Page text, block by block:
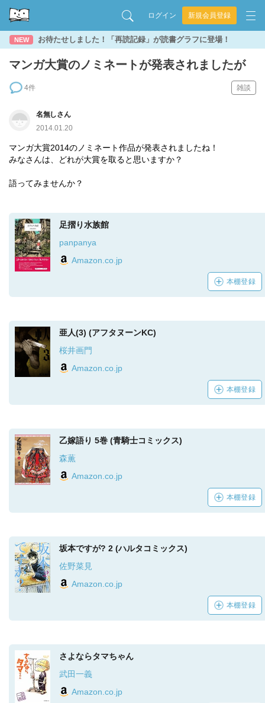
ログイン 新規会員登録
NEW お待たせしました！「再読記録」が読書グラフに登場！
マンガ大賞のノミネートが発表されましたが
4件 雑談
名無しさん
2014.01.20
マンガ大賞2014のノミネート作品が発表されましたね！
みなさんは、どれが大賞を取ると思いますか？
語ってみませんか？
足摺り水族館
panpanya
Amazon.co.jp
本棚登録
亜人(3) (アフタヌーンKC)
桜井画門
Amazon.co.jp
本棚登録
乙嫁語り 5巻 (青騎士コミックス)
森薫
Amazon.co.jp
本棚登録
坂本ですが? 2 (ハルタコミックス)
佐野菜見
Amazon.co.jp
本棚登録
さよならタマちゃん
武田一義
Amazon.co.jp